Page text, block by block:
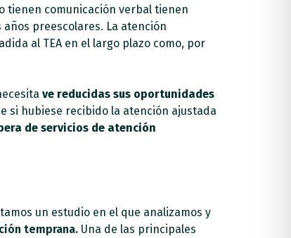
tienen comunicación verbal tienen
preescolares. La atención
al TEA en el largo plazo como, por
ve reducidas sus oportunidades
si hubiese recibido la atención ajustada
de servicios de atención
un estudio en el que analizamos y
temprana.Una de las principales